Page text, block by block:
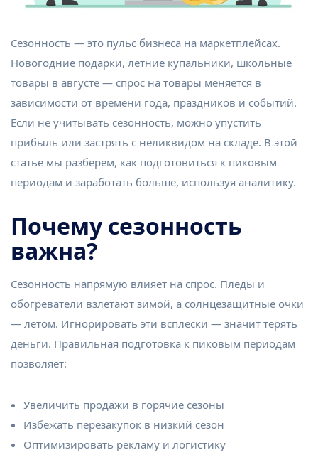
Сезонность — это пульс бизнеса на маркетплейсах.
Новогодние подарки, летние купальники, школьные
товары в августе — спрос на товары меняется в
зависимости от времени года, праздников и событий.
Если не учитывать сезонность, можно упустить
прибыль или застрять с неликвидом на складе. В этой
статье мы разберем, как подготовиться к пиковым
периодам и заработать больше, используя аналитику.
Почему сезонность
важна?
Сезонность напрямую влияет на спрос. Пледы и
обогреватели взлетают зимой, а солнцезащитные очки
— летом. Игнорировать эти всплески — значит терять
деньги. Правильная подготовка к пиковым периодам
позволяет:
Увеличить продажи в горячие сезоны
Избежать перезакупок в низкий сезон
Оптимизировать рекламу и логистику